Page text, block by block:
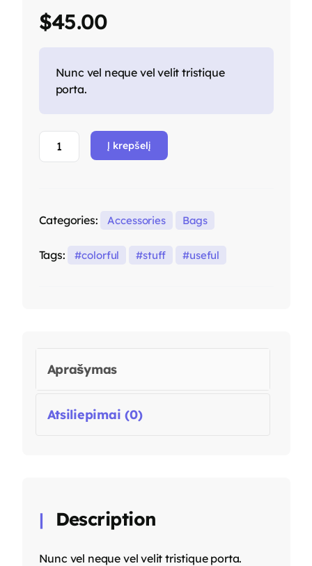
$45.00
Nunc vel neque vel velit tristique
porta.
Į krepšelį
Categories: Accessories Bags
Tags: colorful stuff useful
Aprašymas
Atsiliepimai (0)
Description
Nunc vel neque vel velit tristique porta.